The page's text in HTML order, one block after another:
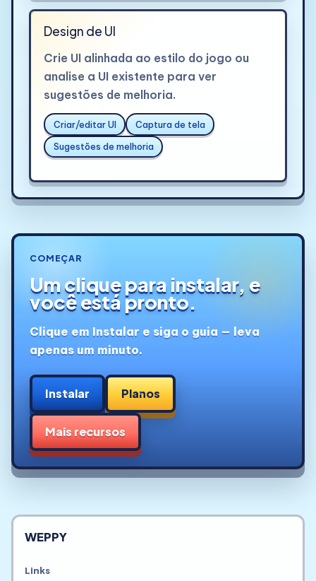
Design de UI
Crie UI alinhada ao estilo do jogo ou
analise a UI existente para ver
sugestões de melhoria.
Criar/editar UI Captura de tela
Sugestões de melhoria
COMEÇAR
Um clique para instalar, e
você está pronto.
Clique em Instalar e siga o guia — leva
Instalar Planos
Mais recursos
WEPPY
Links